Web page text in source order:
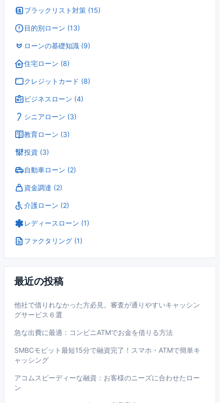
ブラックリスト対策 (15)
目的別ローン (13)
ローンの基礎知識 (9)
住宅ローン (8)
クレジットカード (8)
ビジネスローン (4)
シニアローン (3)
教育ローン (3)
投資 (3)
自動車ローン (2)
資金調達 (2)
介護ローン (2)
レディースローン (1)
ファクタリング (1)
最近の投稿
他社で借りれなかった方必見。審査が通りやすいキャッシン
グサービス６選
急な出費に最適：コンビニATMでお金を借りる方法
SMBCモビット最短15分で融資完了！スマホ・ATMで簡単キ
ャッシング
アコムスピーディーな融資：お客様のニーズに合わせたロー
ン